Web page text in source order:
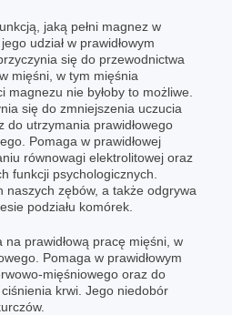
jaką pełni magnez w
udział w prawidłowym
się do przewodnictwa
mięśni, w tym mięśnia
nie byłoby to możliwe.
się do zmniejszenia uczucia
do utrzymania prawidłowego
Pomaga w prawidłowej
równowagi elektrolitowej oraz
funkcji psychologicznych.
naszych zębów, a także odgrywa
podziału komórek.
na prawidłową pracę mięśni, w
Pomaga w prawidłowym
mięśniowego oraz do
krwi. Jego niedobór